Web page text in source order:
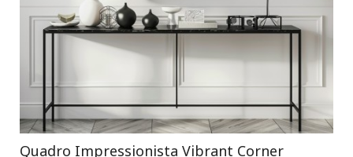
Quadro Impressionista Vibrant Corner